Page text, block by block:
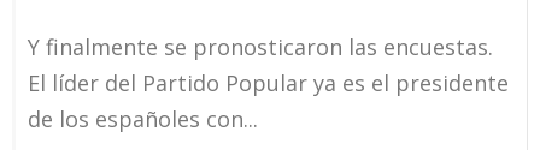
Y finalmente se pronosticaron las encuestas.
El líder del Partido Popular ya es el presidente
de los españoles con...